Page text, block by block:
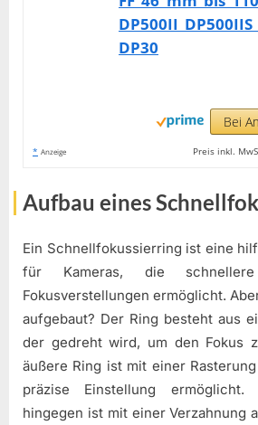
DP500II
DP30
Bei
* Anzeige Preis inkl.
Aufbau eines
Ein Schnellfokussierring ist eine
für Kameras, die
Fokusverstellungen ermöglicht.
aufgebaut? Der Ring besteht aus
der gedreht wird, um den Fokus
äußere Ring ist mit einer
präzise Einstellung
hingegen ist mit einer Verzahnung